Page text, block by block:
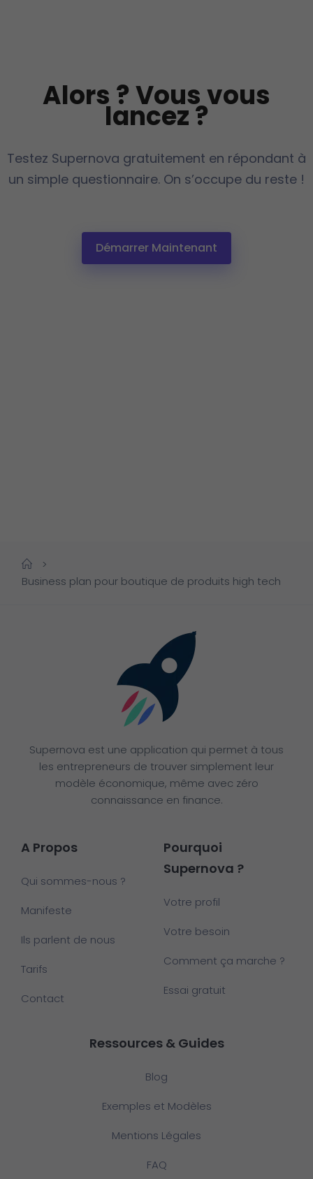
Alors ? Vous vous
lancez ?
Testez Supernova gratuitement en répondant à
un simple questionnaire. On s’occupe du reste !
Démarrer Maintenant
>
Business plan pour boutique de produits high tech
Supernova est une application qui permet à tous
les entrepreneurs de trouver simplement leur
modèle économique, même avec zéro
connaissance en finance.
A Propos
Qui sommes-nous ?
Manifeste
Ils parlent de nous
Tarifs
Contact
Pourquoi
Supernova ?
Votre profil
Votre besoin
Comment ça marche ?
Essai gratuit
Ressources & Guides
Blog
Exemples et Modèles
Mentions Légales
FAQ